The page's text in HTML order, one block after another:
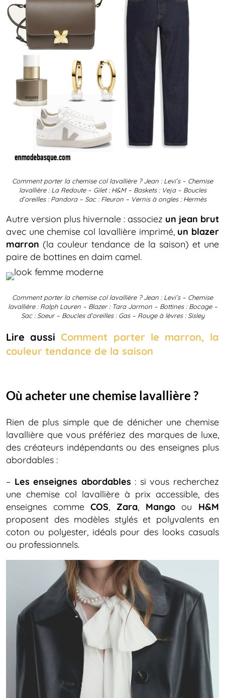
Comment porter la chemise col lavallière ? Jean : Levi’s – Chemise
lavallière : La Redoute – Gilet : H&M – Baskets : Veja – Boucles
d’oreilles : Pandora – Sac : Fleuron – Vernis à ongles : Hermès
Autre version plus hivernale : associez un jean brut
avec une chemise col lavallière imprimé, un blazer
marron (la couleur tendance de la saison) et une
paire de bottines en daim camel.
Comment porter la chemise col lavallière ? Jean : Levi’s – Chemise
lavallière : Ralph Lauren – Blazer : Tara Jarmon – Bottines : Bocage –
Sac : Soeur – Boucles d’oreilles : Gas – Rouge à lèvres : Sisley
Lire aussiComment porter le marron, la
couleur tendance de la saison
Où acheter une chemise lavallière ?
Rien de plus simple que de dénicher une chemise
lavallière que vous préfériez des marques de luxe,
des créateurs indépendants ou des enseignes plus
abordables :
– Les enseignes abordables : si vous recherchez
une chemise col lavallière à prix accessible, des
enseignes commeCOS,Zara, Mangoou H&M
proposent des modèles stylés et polyvalents en
coton ou polyester, idéals pour des looks casuals
ou professionnels.